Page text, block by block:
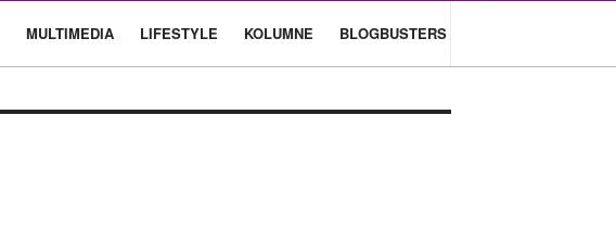
MULTIMEDIA LIFESTYLE KOLUMNE BLOGBUSTERS